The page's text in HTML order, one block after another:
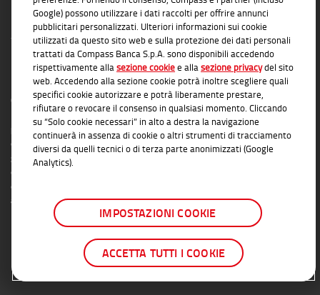
INFORMAZIONI TRASPARENTI
Compass Banca S.p.A., Banca del Gruppo Monte dei Paschi di Siena; P.I. Gruppo IVA
Mediobanca: 10536040966 - Tutti i diritti riservati -Dati Societari- Messaggio
pubblicitario con finalità promozionale. Per le condizioni contrattuali si rimanda ai
documenti informativi disponibili presso le Filiali Compass Banca S.p.A. o presso
gli Agenti in attività finanziaria autorizzati che operano in qualità di intermediari del
credito convenzionati in esclusiva con Compass Banca S.p.A. L'elenco delle Filiali e
delle Agenzie autorizzate è disponibile sul sito
approvazione della richiesta da parte di Compass Banca S.p.A.
Google) possono utilizzare i dati raccolti per offrire annunci
pubblicitari personalizzati. Ulteriori informazioni sui cookie
utilizzati da questo sito web e sulla protezione dei dati personali
trattati da Compass Banca S.p.A. sono disponibili accedendo
rispettivamente allasezione cookiee allasezione privacydel sito
web. Accedendo alla sezione cookie potrà inoltre scegliere quali
specifici cookie autorizzare e potrà liberamente prestare,
rifiutare o revocare il consenso in qualsiasi momento. Cliccando
su “Solo cookie necessari” in alto a destra la navigazione
continuerà in assenza di cookie o altri strumenti di tracciamento
diversi da quelli tecnici o di terza parte anonimizzati (Google
Analytics).
IMPOSTAZIONI COOKIE
ACCETTA TUTTI I COOKIE